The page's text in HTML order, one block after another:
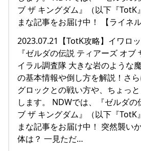
ブ ザ キングダム』（以下『TotK
まな記事をお届け中！ 【ライネ
2023.07.21【TotK攻略】イワロ
『ゼルダの伝説 ティアーズ オブ
イラル調査隊 大きな岩のような
の基本情報や倒し方を解説！さ
グロックとの戦い方や、ちょっ
します。 NDWでは、『ゼルダの
ブ ザ キングダム』（以下『TotK
まな記事をお届け中！ 突然襲い
体は？ 一見ただ…